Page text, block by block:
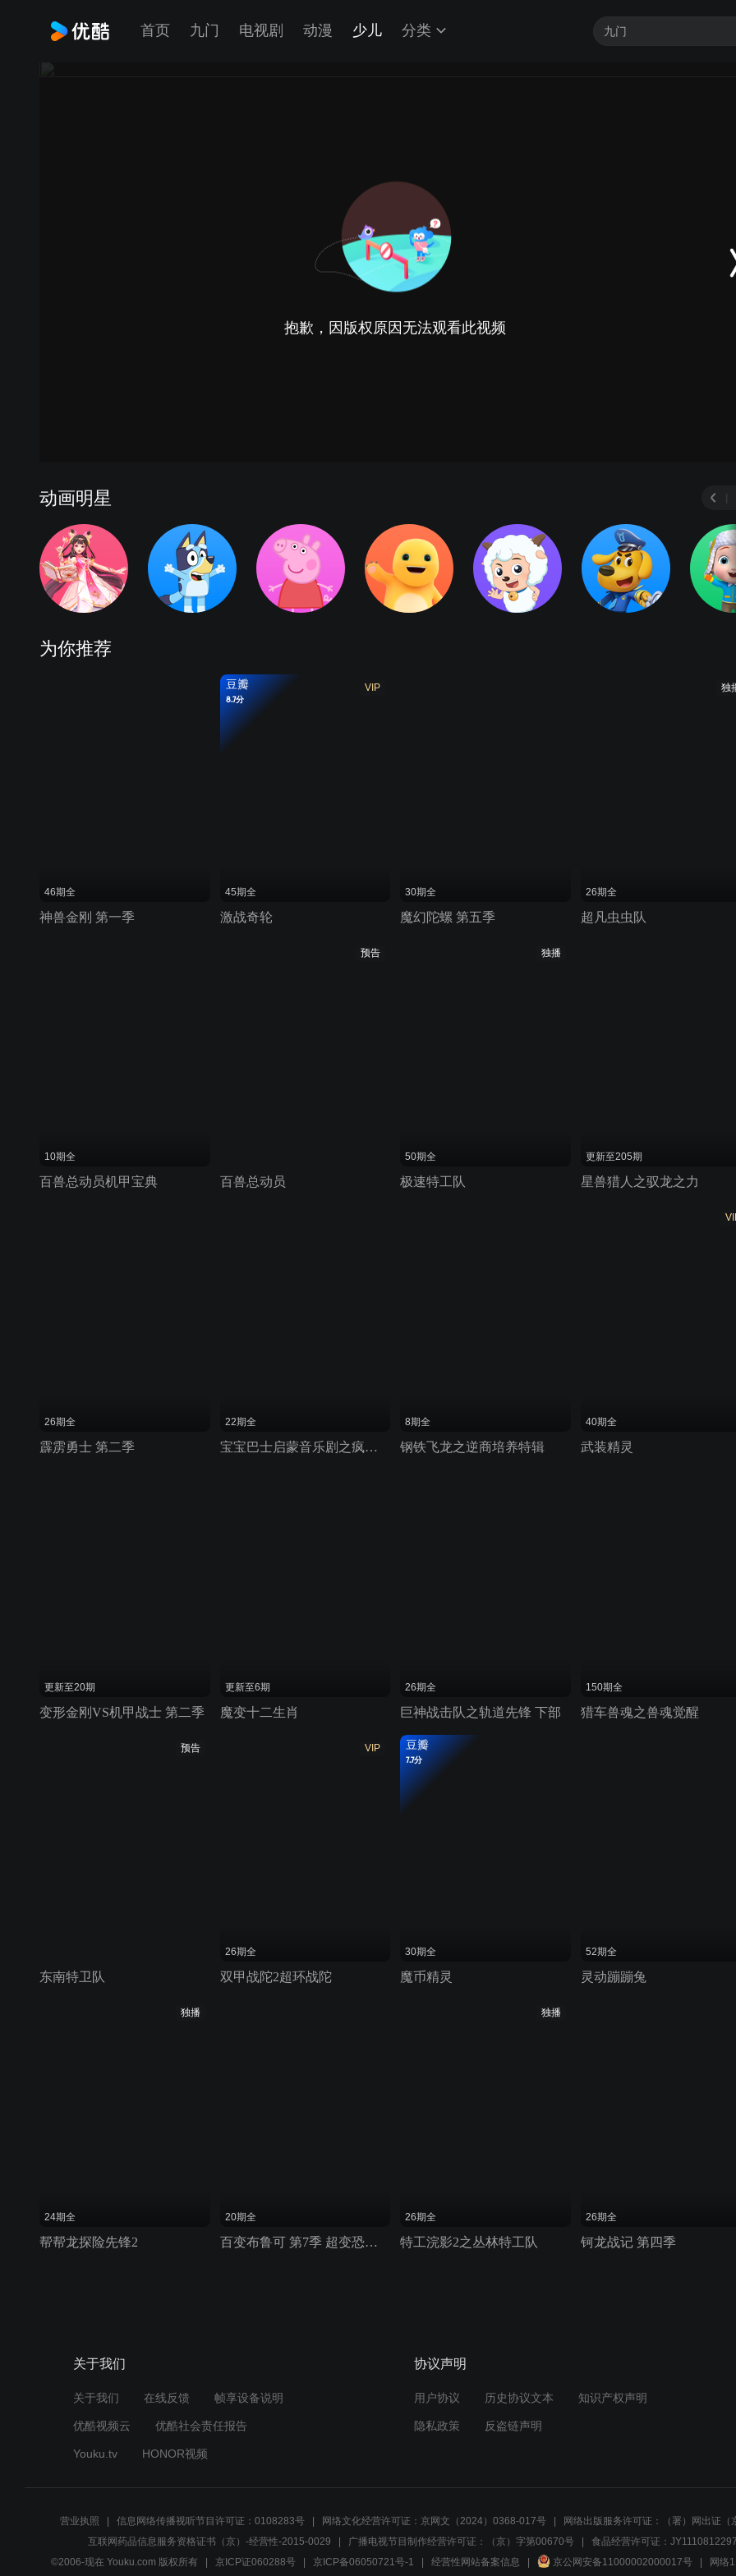
首页 九门 电视剧 动漫 少儿 分类
抱歉，因版权原因无法观看此视频
动画明星
为你推荐
46期全
神兽金刚 第一季
VIP
豆瓣
8.7分
45期全
激战奇轮
30期全
魔幻陀螺 第五季
独
26期全
超凡虫虫队
10期全
百兽总动员机甲宝典
预告
百兽总动员
独播
50期全
极速特工队
更新至205期
星兽猎人之驭龙之力
26期全
霹雳勇士 第二季
22期全
宝宝巴士启蒙音乐剧之疯狂怪兽车 第二季
8期全
钢铁飞龙之逆商培养特辑
40期全
武装精灵
更新至20期
变形金刚VS机甲战士 第二季
更新至6期
魔变十二生肖
26期全
巨神战击队之轨道先锋 下部
150期全
猎车兽魂之兽魂觉醒
预告
东南特卫队
VIP
26期全
双甲战陀2超环战陀
豆瓣
7.7分
30期全
魔币精灵
52期全
灵动蹦蹦兔
独播
24期全
帮帮龙探险先锋2
20期全
百变布鲁可 第7季 超变恐龙出击
独播
26期全
特工浣影2之丛林特工队
26期全
钶龙战记 第四季
关于我们
关于我们 在线反馈 帧享设备说明
优酷视频云 优酷社会责任报告
Youku.tv HONOR视频
协议声明
用户协议 历史协议文本 知识产权声明
隐私政策 反盗链声明
营业执照 信息网络传播视听节目许可证：0108283号 网络文化经营许可证：京网文（2024）0368-017号
网络出版服务许可证：（署）网出证（
互联网药品信息服务资格证书（京）-经营性-2015-0029
广播电视节目制作经营许可证：（京）字第00670号
食品经营许可证：
©2006-现在 Youku.com 版权所有
京ICP证060288号 京ICP备06050721号-1 经营性网站备案信息 京公网安备11000002000017号 网络